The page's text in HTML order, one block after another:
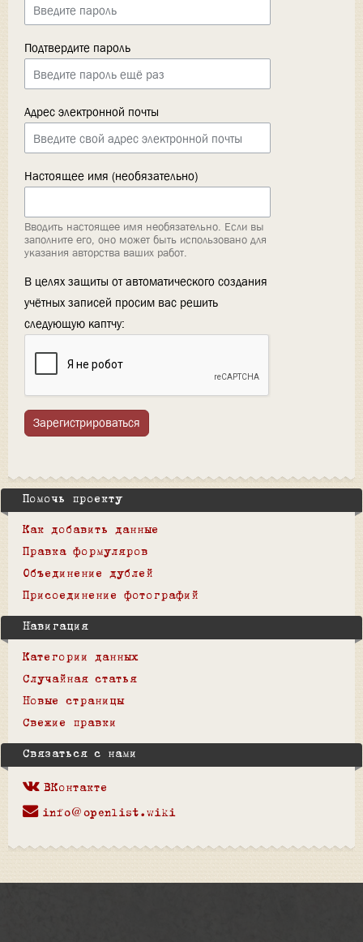
Подтвердите пароль
Адрес электронной почты
Настоящее имя (необязательно)
Вводить настоящее имя необязательно. Если вы
заполните его, оно может быть использовано для
указания авторства ваших работ.
В целях защиты от автоматического создания
учётных записей просим вас решить
следующую каптчу:
Зарегистрироваться
Помочь проекту
Как добавить данные
Правка формуляров
Объединение дублей
Присоединение фотографий
Навигация
Категории данных
Случайная статья
Новые страницы
Свежие правки
Связаться с нами
ВКонтакте
info@openlist.wiki